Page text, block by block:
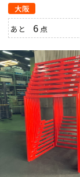
大阪
あと 6 点